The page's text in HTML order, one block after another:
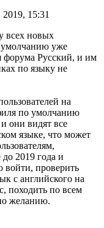
2019, 15:31
всех новых
умолчанию уже
форума Русский, и им
по языку не
на
по умолчанию
они видят все
языке, что может
2019 года и
проверить
с английского на
походить по всем
желанию.